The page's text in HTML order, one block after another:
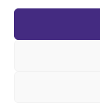
dans le
domaine
Des études
injections